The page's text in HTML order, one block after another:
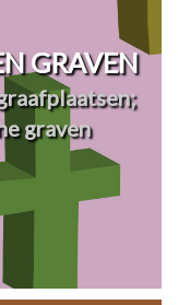
GRAVEN
graven